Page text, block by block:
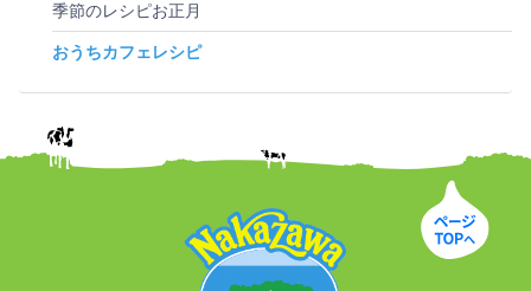
季節のレシピお正月
おうちカフェレシピ